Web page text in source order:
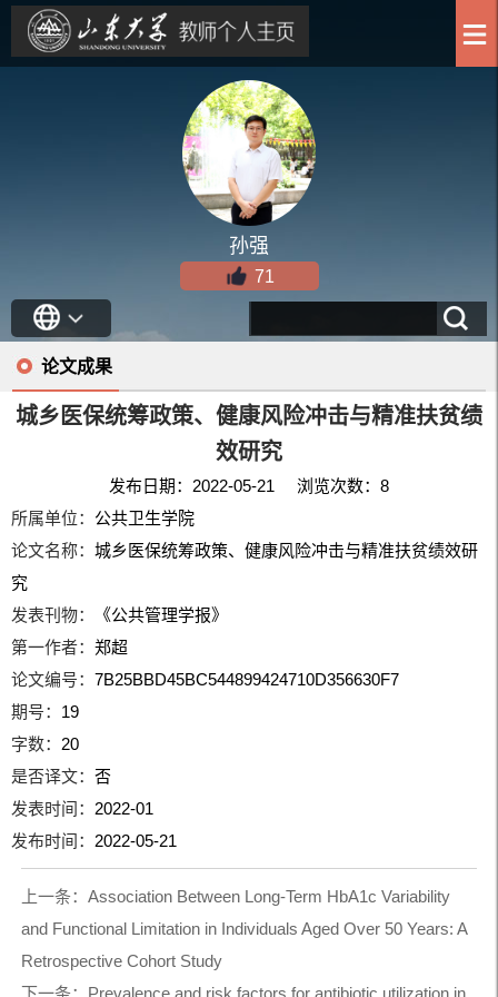
孙强
71
论文成果
城乡医保统筹政策、健康风险冲击与精准扶贫绩
效研究
发布日期：2022-05-21 浏览次数： 8
所属单位： 公共卫生学院
论文名称：城乡医保统筹政策、健康风险冲击与精准扶贫绩效研
究
发表刊物：
《公共管理学报》
第一作者：郑超
论文编号：7B25BBD45BC544899424710D356630F7
期号： 19
字数： 20
是否译文：否
发表时间： 2022-01
发布时间： 2022-05-21
上一条： Association Between Long-Term HbA1c Variability
and Functional Limitation in Individuals Aged Over 50 Years: A
Retrospective Cohort Study
下一条： Prevalence and risk factors for antibiotic utilization in